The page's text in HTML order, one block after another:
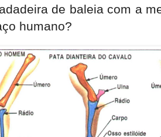
de baleia com a
humano?